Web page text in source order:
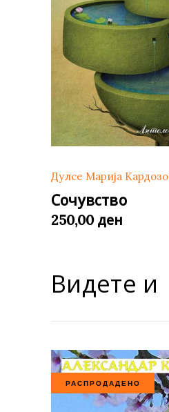
Дулсе Марија Кардозо
Сочувство
250,00 ден
Видете и
РАСПРОДАДЕНО